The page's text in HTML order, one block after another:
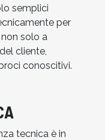
semplici
per
solo a
cliente,
conoscitivi.
tecnica è in